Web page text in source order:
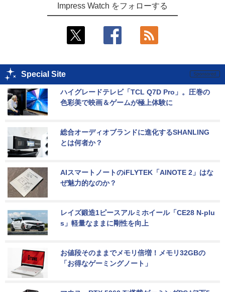
Impress Watch をフォローする
Special Site
ハイグレードテレビ「TCL Q7D Pro」。圧巻の
色彩美で映画＆ゲームが極上体験に
総合オーディオブランドに進化するSHANLING
とは何者か？
AIスマートノートのiFLYTEK「AINOTE 2」はな
ぜ魅力的なのか？
レイズ鍛造1ピースアルミホイール「CE28 N-plu
s」軽量なままに剛性を向上
お値段そのままでメモリ倍増！メモリ32GBの
「お得なゲーミングノート」